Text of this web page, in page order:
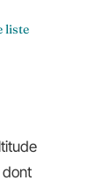
liste
dont